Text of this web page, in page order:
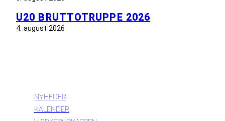
U20 BRUTTOTRUPPE 2026
4. august 2026
NYHEDER
KALENDER